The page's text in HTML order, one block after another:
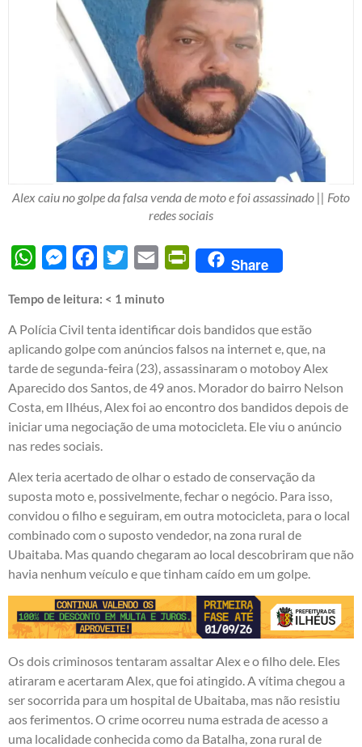
Alex caiu no golpe da falsa venda de moto e foi assassinado || Foto
redes sociais
WhatsAppMessengerFacebook
Twitter Email PrintFriendly
Share
Tempo de leitura: < 1 minuto
A Polícia Civil tenta identificar dois bandidos que estão
aplicando golpe com anúncios falsos na internet e, que, na
tarde de segunda-feira (23), assassinaram o motoboy Alex
Aparecido dos Santos, de 49 anos. Morador do bairro Nelson
Costa, em Ilhéus, Alex foi ao encontro dos bandidos depois de
iniciar uma negociação de uma motocicleta. Ele viu o anúncio
nas redes sociais.
Alex teria acertado de olhar o estado de conservação da
suposta moto e, possivelmente, fechar o negócio. Para isso,
convidou o filho e seguiram, em outra motocicleta, para o local
combinado com o suposto vendedor, na zona rural de
Ubaitaba. Mas quando chegaram ao local descobriram que não
havia nenhum veículo e que tinham caído em um golpe.
Os dois criminosos tentaram assaltar Alex e o filho dele. Eles
atiraram e acertaram Alex, que foi atingido. A vítima chegou a
ser socorrida para um hospital de Ubaitaba, mas não resistiu
aos ferimentos. O crime ocorreu numa estrada de acesso a
uma localidade conhecida como da Batalha, zona rural de